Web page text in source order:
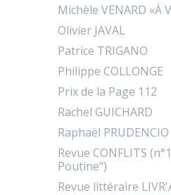
Michèle VENARD
Olivier JAVAL
Patrice TRIGANO
Philippe COLLONGE
Prix de la Page 112
Rachel GUICHARD
Raphaël PRUDENCIO
Revue CONFLITS
Poutine")
Revue littéraire